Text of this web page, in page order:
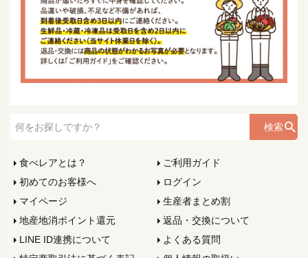
検索
食べレアとは？
ご利用ガイド
初めてのお客様へ
ログイン
マイページ
生産者まとめ割
地産地消ポイント還元
返品・交換について
LINE ID連携について
よくある質問